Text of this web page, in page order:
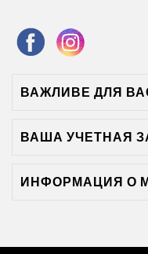
ВАЖЛИВЕ ДЛЯ
ВАША УЧЕТНАЯ
ИНФОРМАЦИЯ О